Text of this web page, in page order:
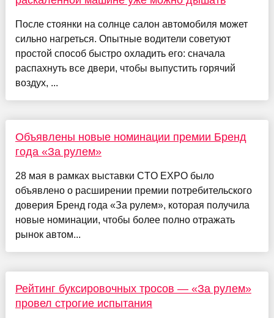
После стоянки на солнце салон автомобиля может
сильно нагреться. Опытные водители советуют
простой способ быстро охладить его: сначала
распахнуть все двери, чтобы выпустить горячий
воздух, ...
Объявлены новые номинации премии Бренд
года «За рулем»
28 мая в рамках выставки CTO EXPO было
объявлено о расширении премии потребительского
доверия Бренд года «За рулем», которая получила
новые номинации, чтобы более полно отражать
рынок автом...
Рейтинг буксировочных тросов — «За рулем»
провел строгие испытания